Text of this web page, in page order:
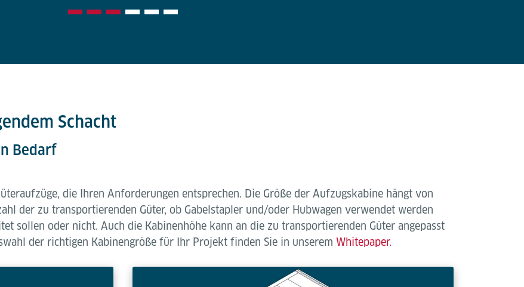
Schacht
Bedarf
die Ihren Anforderungen entsprechen. Die Größe der Aufzugskabine hängt von
der zu transportierenden Güter, ob Gabelstapler und/oder Hubwagen verwendet werden
sollen oder nicht. Auch die Kabinenhöhe kann an die zu transportierenden Güter angepasst
der richtigen Kabinengröße für Ihr Projekt finden Sie in unserem Whitepaper.